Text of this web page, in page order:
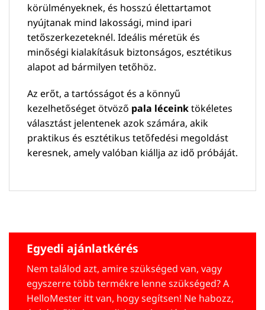
körülményeknek, és hosszú élettartamot
nyújtanak mind lakossági, mind ipari
tetőszerkezeteknél. Ideális méretük és
minőségi kialakításuk biztonságos, esztétikus
alapot ad bármilyen tetőhöz.
Az erőt, a tartósságot és a könnyű
kezelhetőséget ötvöző pala léceinktökéletes
választást jelentenek azok számára, akik
praktikus és esztétikus tetőfedési megoldást
keresnek, amely valóban kiállja az idő próbáját.
Egyedi ajánlatkérés
Nem találod azt, amire szükséged van, vagy
egyszerre több termékre lenne szükséged? A
HelloMester itt van, hogy segítsen! Ne habozz,